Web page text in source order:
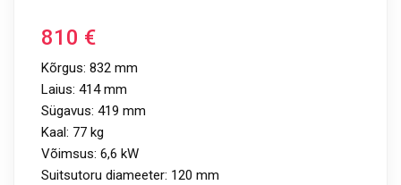
810 €
Kõrgus: 832 mm
Laius: 414 mm
Sügavus: 419 mm
Kaal: 77 kg
Võimsus: 6,6 kW
Suitsutoru diameeter: 120 mm